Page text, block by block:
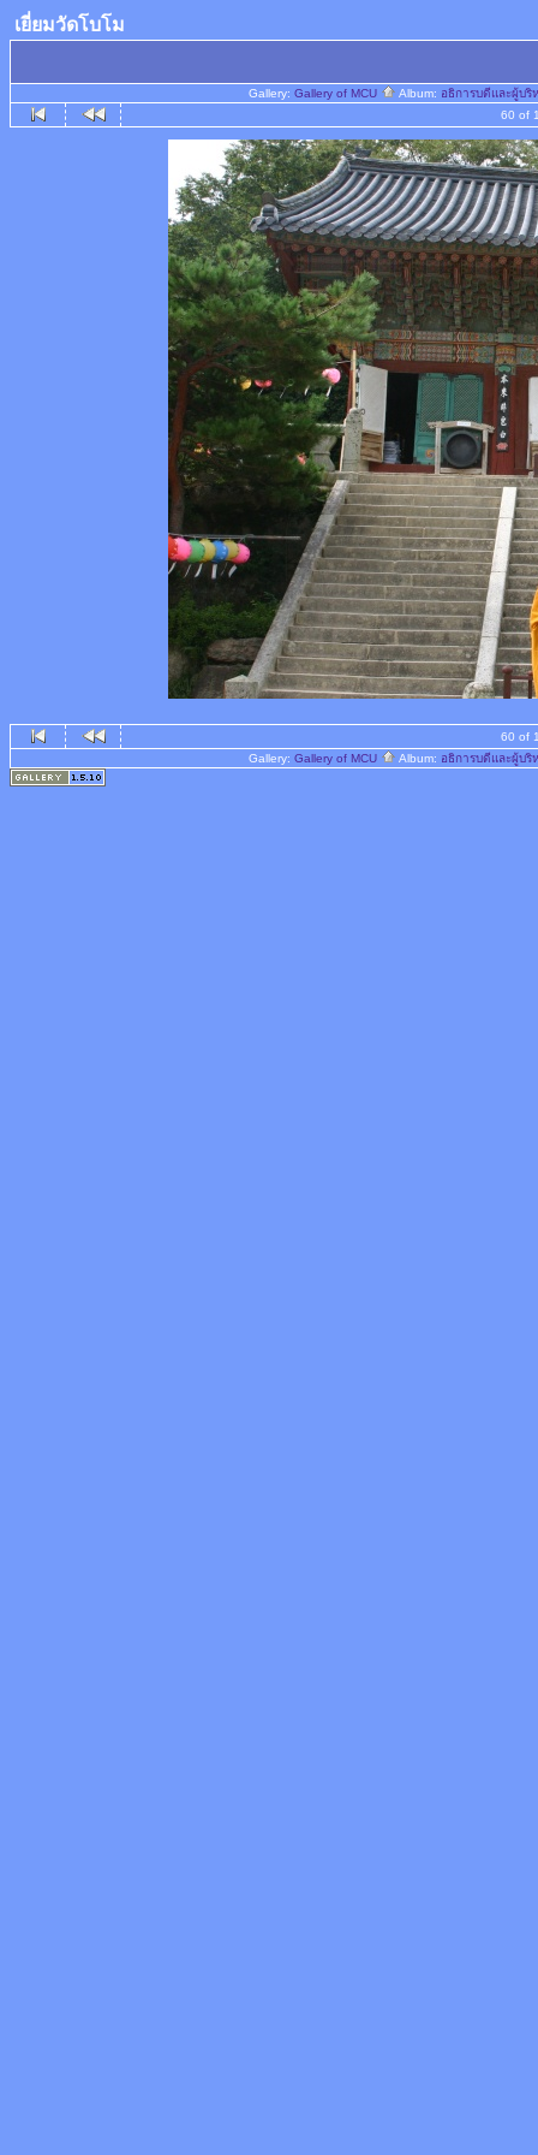
เยี่ยมวัดโบโม
Gallery: Gallery of MCU Album: อธิการบดีและผู้บ
60 of
60 of
Gallery: Gallery of MCU Album: อธิการบดีและผู้บ